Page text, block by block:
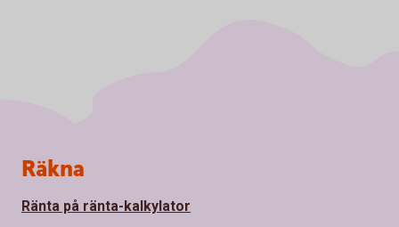
Sidfot
Räkna
Ränta på ränta-kalkylator